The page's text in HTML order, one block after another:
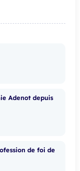
Adenot depuis
de foi de